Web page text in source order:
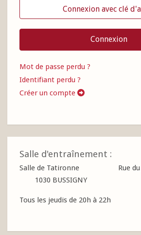
Connexion avec clé
Connexion
Mot de passe perdu ?
Identifiant perdu ?
Créer un compte
Salle d'entraînement :
Salle de Tatironne Rue
1030 BUSSIGNY
Tous les jeudis de 20h à 22h